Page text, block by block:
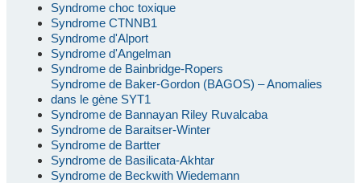
Syndrome choc toxique
Syndrome CTNNB1
Syndrome d'Alport
Syndrome d'Angelman
Syndrome de Bainbridge-Ropers
Syndrome de Baker-Gordon (BAGOS) – Anomalies
dans le gène SYT1
Syndrome de Bannayan Riley Ruvalcaba
Syndrome de Baraitser-Winter
Syndrome de Bartter
Syndrome de Basilicata-Akhtar
Syndrome de Beckwith Wiedemann